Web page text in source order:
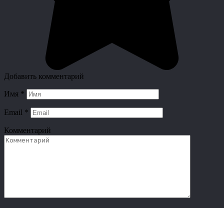
Добавить комментарий
Имя *
Email *
Комментарий